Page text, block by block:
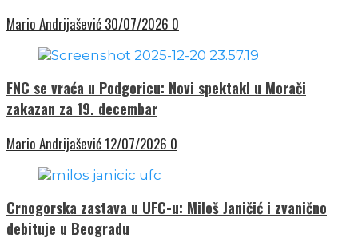
Mario Andrijašević 30/07/2026 0
FNC se vraća u Podgoricu: Novi spektakl u Morači
zakazan za 19. decembar
Mario Andrijašević12/07/2026 0
Crnogorska zastava u UFC-u: Miloš Janičić i zvanično
debituje u Beogradu